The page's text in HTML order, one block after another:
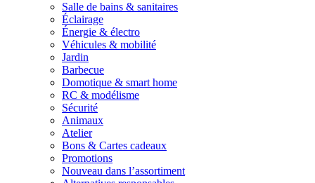
Salle de bains & sanitaires
Éclairage
Énergie & électro
Véhicules & mobilité
Jardin
Barbecue
Domotique & smart home
RC & modélisme
Sécurité
Animaux
Atelier
Bons & Cartes cadeaux
Promotions
Nouveau dans l’assortiment